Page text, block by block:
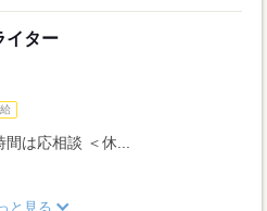
イター
は応相談 ＜休...
と見る